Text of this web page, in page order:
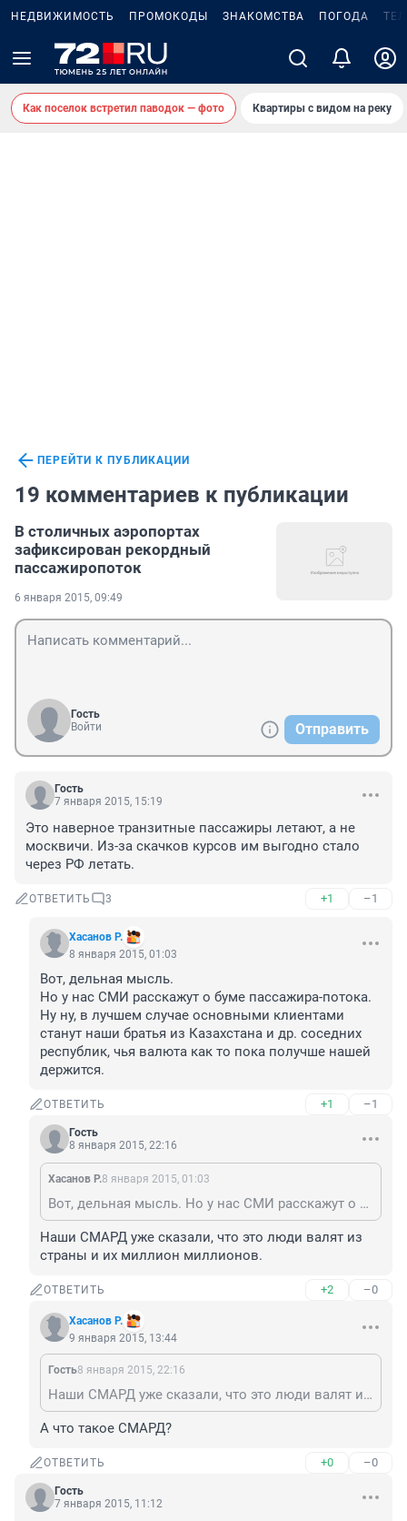
НЕДВИЖИМОСТЬ ПРОМОКОДЫ ЗНАКОМСТВА ПОГОДА
Как поселок встретил паводок — фото Квартиры с видом на реку
ПЕРЕЙТИ К ПУБЛИКАЦИИ
19 комментариев к публикации
В столичных аэропортах
зафиксирован рекордный
пассажиропоток
6 января 2015, 09:49
Гость
Войти
Отправить
Гость
7 января 2015, 15:19
Это наверное транзитные пассажиры летают, а не
москвичи. Из-за скачков курсов им выгодно стало
через РФ летать.
ОТВЕТИТЬ 3 +1 –1
Хасанов Р.
8 января 2015, 01:03
Вот, дельная мысль.
Но у нас СМИ расскажут о буме пассажира-потока.
Ну ну, в лучшем случае основными клиентами
станут наши братья из Казахстана и др. соседних
республик, чья валюта как то пока получше нашей
держится.
ОТВЕТИТЬ +1 –1
Гость
8 января 2015, 22:16
Хасанов Р.8 января 2015, 01:03
Вот, дельная мысль. Но у нас СМИ расскажут о буме пассажира-потока. Ну ну, в лучшем случае основными клиентами станут наши братья из Казахстана и др. соседних республик, чья валюта как то пока получше нашей держится.
Наши СМАРД уже сказали, что это люди валят из
страны и их миллион миллионов.
ОТВЕТИТЬ +2 –0
Хасанов Р.
9 января 2015, 13:44
Гость8 января 2015, 22:16
Наши СМАРД уже сказали, что это люди валят из страны и их миллион миллионов.
А что такое СМАРД?
ОТВЕТИТЬ +0 –0
Гость
7 января 2015, 11:12